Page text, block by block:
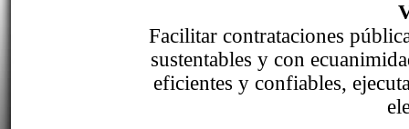
Facilitar contrataciones
sustentables y con
eficientes y confiables,